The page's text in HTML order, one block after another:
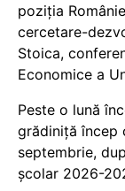
poziția
cercetare-
Stoica,
Economice a
Peste o lună
grădiniță încep
septembrie,
școlar 2026-